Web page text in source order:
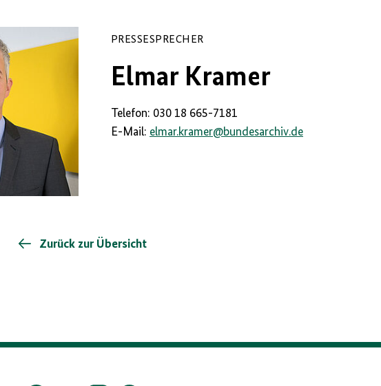
PRESSESPRECHER
Elmar Kramer
Telefon: 030 18 665-7181
E-Mail: elmar.kramer@bundesarchiv.de
Zurück zur Übersicht